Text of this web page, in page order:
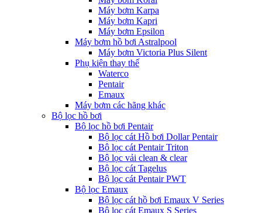
Máy bơm Karpa
Máy bơm Kapri
Máy bơm Epsilon
Máy bơm hồ bơi Astralpool
Máy bơm Victoria Plus Silent
Phụ kiện thay thế
Waterco
Pentair
Emaux
Máy bơm các hãng khác
Bộ lọc hồ bơi
Bộ lọc hồ bơi Pentair
Bộ lọc cát Hồ bơi Dollar Pentair
Bộ lọc cát Pentair Triton
Bộ lọc vải clean & clear
Bộ lọc cát Tagelus
Bộ lọc cát Pentair PWT
Bộ lọc Emaux
Bộ lọc cát hồ bơi Emaux V Series
Bộ lọc cát Emaux S Series